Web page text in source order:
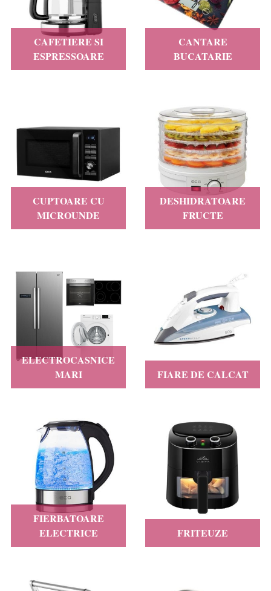
CAFETIERE SI
ESPRESSOARE
CANTARE
BUCATARIE
CUPTOARE CU
MICROUNDE
DESHIDRATOARE
FRUCTE
ELECTROCASNICE
MARI
FIARE DE CALCAT
FIERBATOARE
ELECTRICE
FRITEUZE